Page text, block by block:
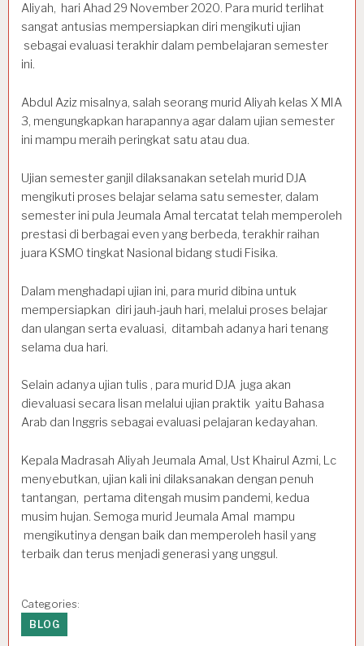
Aliyah, hari Ahad 29 November 2020. Para murid terlihat
sangat antusias mempersiapkan diri mengikuti ujian
sebagai evaluasi terakhir dalam pembelajaran semester
ini.
Abdul Aziz misalnya, salah seorang murid Aliyah kelas X MIA
3, mengungkapkan harapannya agar dalam ujian semester
ini mampu meraih peringkat satu atau dua.
Ujian semester ganjil dilaksanakan setelah murid DJA
mengikuti proses belajar selama satu semester, dalam
semester ini pula Jeumala Amal tercatat telah memperoleh
prestasi di berbagai even yang berbeda, terakhir raihan
juara KSMO tingkat Nasional bidang studi Fisika.
Dalam menghadapi ujian ini, para murid dibina untuk
mempersiapkan diri jauh-jauh hari, melalui proses belajar
dan ulangan serta evaluasi, ditambah adanya hari tenang
selama dua hari.
Selain adanya ujian tulis , para murid DJA juga akan
dievaluasi secara lisan melalui ujian praktik yaitu Bahasa
Arab dan Inggris sebagai evaluasi pelajaran kedayahan.
Kepala Madrasah Aliyah Jeumala Amal, Ust Khairul Azmi, Lc
menyebutkan, ujian kali ini dilaksanakan dengan penuh
tantangan, pertama ditengah musim pandemi, kedua
musim hujan. Semoga murid Jeumala Amal mampu
mengikutinya dengan baik dan memperoleh hasil yang
terbaik dan terus menjadi generasi yang unggul.
Categories:
BLOG